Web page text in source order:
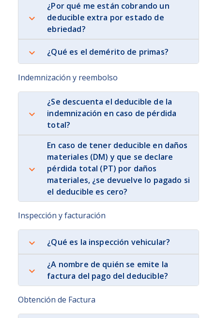
¿Por qué me están cobrando un
deducible extra por estado de
ebriedad?
¿Qué es el demérito de primas?
Indemnización y reembolso
¿Se descuenta el deducible de la
indemnización en caso de pérdida
total?
En caso de tener deducible en daños
materiales (DM) y que se declare
pérdida total (PT) por daños
materiales, ¿se devuelve lo pagado si
el deducible es cero?
Inspección y facturación
¿Qué es la inspección vehicular?
¿A nombre de quién se emite la
factura del pago del deducible?
Obtención de Factura